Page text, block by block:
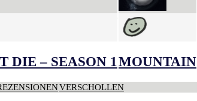
DIE – SEASON 1MOUNTAIN
VERSCHOLLEN